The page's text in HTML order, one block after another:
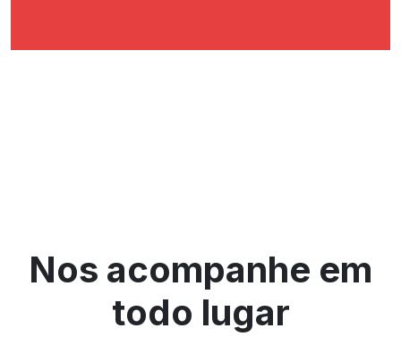
Nos acompanhe em
todo lugar